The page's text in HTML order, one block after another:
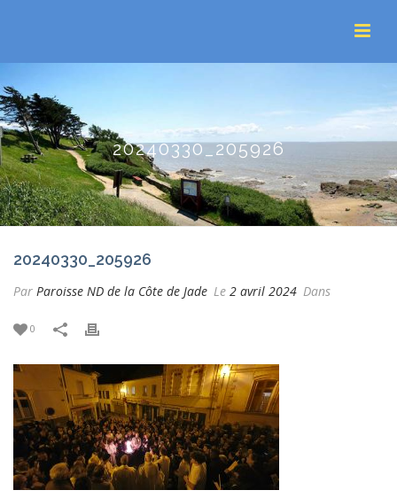
20240330_205926
20240330_205926
Par Paroisse ND de la Côte de Jade Le 2 avril 2024 Dans
0